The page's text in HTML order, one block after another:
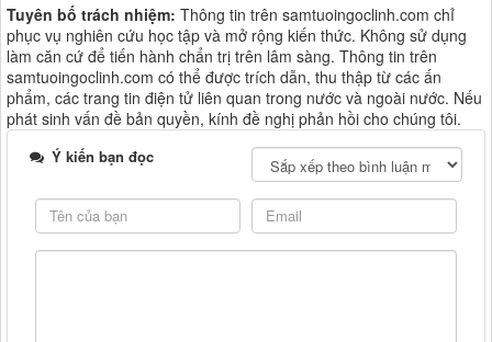
Tuyên bố trách nhiệm: Thông tin trên samtuoingoclinh.com chỉ
phục vụ nghiên cứu học tập và mở rộng kiến thức. Không sử dụng
làm căn cứ để tiến hành chẩn trị trên lâm sàng. Thông tin trên
samtuoingoclinh.com có thể được trích dẫn, thu thập từ các ấn
phẩm, các trang tin điện tử liên quan trong nước và ngoài nước. Nếu
phát sinh vấn đề bản quyền, kính đề nghị phản hồi cho chúng tôi.
Ý kiến bạn đọc